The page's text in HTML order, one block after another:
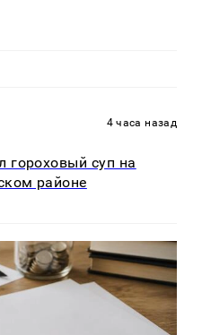
4 часа назад
гороховый суп на
районе